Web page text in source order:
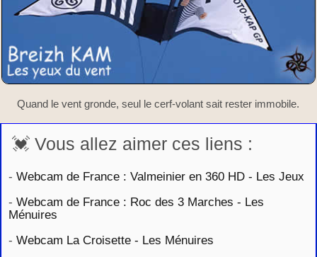
Quand le vent gronde, seul le cerf-volant sait rester immobile.
💓 Vous allez aimer ces liens :
- Webcam de France : Valmeinier en 360 HD - Les Jeux
- Webcam de France : Roc des 3 Marches - Les
Ménuires
- Webcam La Croisette - Les Ménuires